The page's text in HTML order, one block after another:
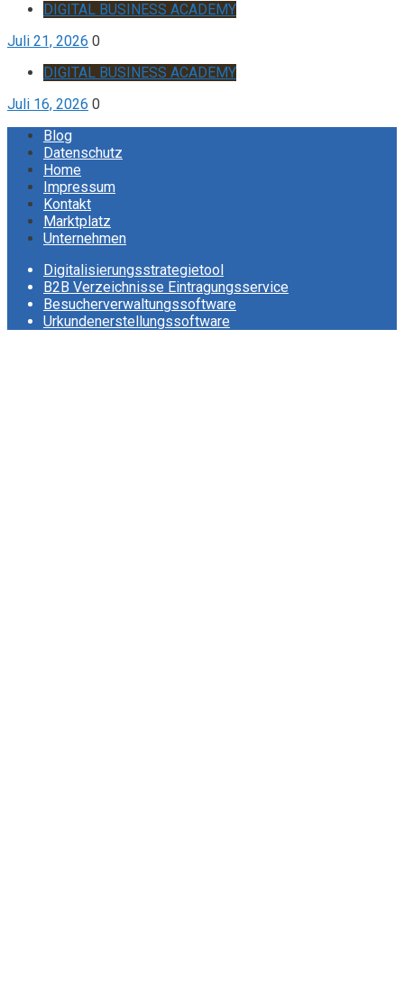
DIGITAL BUSINESS ACADEMY
Juli 21, 2026 0
DIGITAL BUSINESS ACADEMY
Juli 16, 2026 0
Blog
Datenschutz
Home
Impressum
Kontakt
Marktplatz
Unternehmen
Digitalisierungsstrategietool
B2B Verzeichnisse Eintragungsservice
Besucherverwaltungssoftware
Urkundenerstellungssoftware